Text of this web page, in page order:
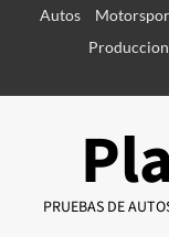
SaltarAutos
PRUEBAS DE